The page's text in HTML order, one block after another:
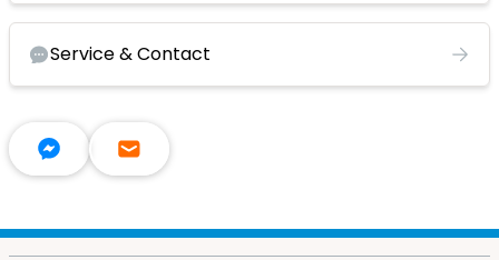
Service & Contact